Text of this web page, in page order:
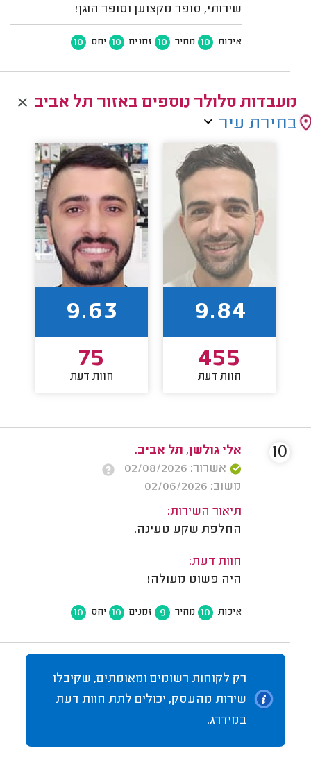
שירותי, סופר מקצוען וסופר הוגן!
איכות 10 מחיר 10 זמנים 10 יחס 10
מעבדות סלולר נוספים באזור תל אביב
בחירת עיר
9.84
455
חוות דעת
9.63
75
חוות דעת
אלי גולשן, תל אביב.
אשרור: 02/08/2026
משוב: 02/06/2026
תיאור השירות:
החלפת שקע טעינה.
חוות דעת:
היה פשוט מעולה!
איכות 10 מחיר 9 זמנים 10 יחס 10
10
רק לקוחות רשומים ומאומתים, שקיבלו
שירות מהעסק, יכולים לתת חוות דעת
במידרג.